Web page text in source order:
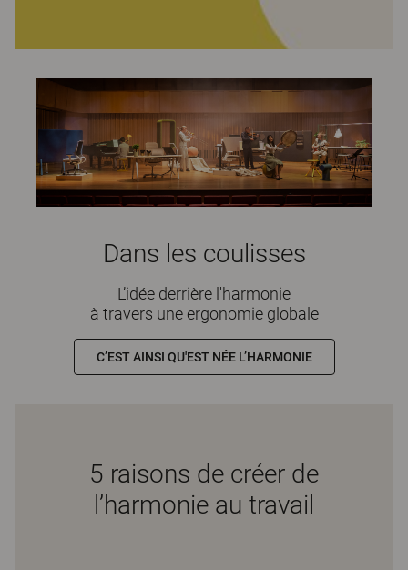
Dans les coulisses
L’idée derrière l'harmonie
à travers une ergonomie globale
C’EST AINSI QU'EST NÉE L’HARMONIE
5 raisons de créer de
l’harmonie au travail